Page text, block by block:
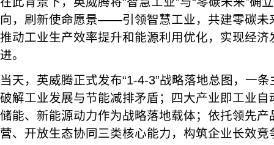
向，刷新使命愿景——引领智慧工业，共建零碳未
推动工业生产效率提升和能源利用优化，实现经
进。
当天，英威腾正式发布“1-4-3”战略落地总图，一条
破解工业发展与节能减排矛盾；四大产业即工业
储能、新能源动力作为战略落地载体；依托领先产
营、开放生态协同三类核心能力，构筑企业长效竞